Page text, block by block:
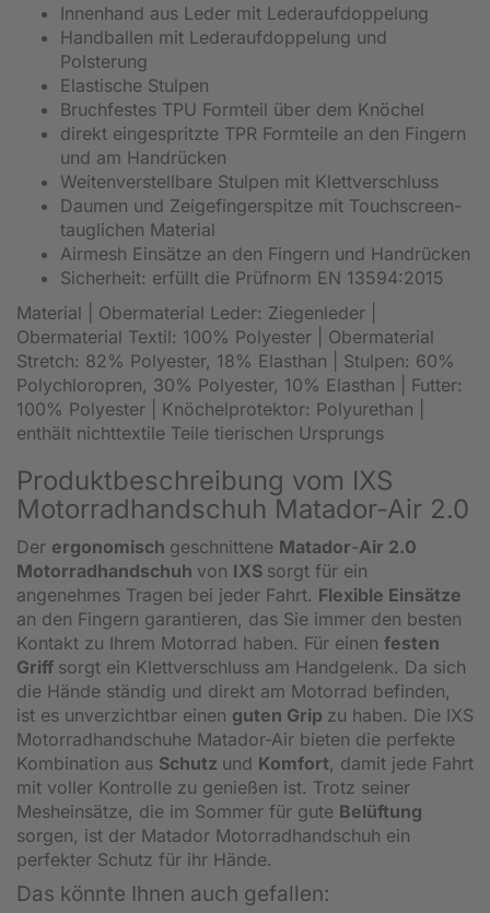
Innenhand aus Leder mit Lederaufdoppelung
Handballen mit Lederaufdoppelung und
Polsterung
Elastische Stulpen
Bruchfestes TPU Formteil über dem Knöchel
direkt eingespritzte TPR Formteile an den Fingern
und am Handrücken
Weitenverstellbare Stulpen mit Klettverschluss
Daumen und Zeigefingerspitze mit Touchscreen-
tauglichen Material
Airmesh Einsätze an den Fingern und Handrücken
Sicherheit: erfüllt die Prüfnorm EN 13594:2015
Material | Obermaterial Leder: Ziegenleder |
Obermaterial Textil: 100% Polyester | Obermaterial
Stretch: 82% Polyester, 18% Elasthan | Stulpen: 60%
Polychloropren, 30% Polyester, 10% Elasthan | Futter:
100% Polyester | Knöchelprotektor: Polyurethan |
enthält nichttextile Teile tierischen Ursprungs
Produktbeschreibung vom IXS
Motorradhandschuh Matador-Air 2.0
Der ergonomisch geschnittene Matador-Air 2.0
Motorradhandschuh von IXS sorgt für ein
angenehmes Tragen bei jeder Fahrt. Flexible Einsätze
an den Fingern garantieren, das Sie immer den besten
Kontakt zu Ihrem Motorrad haben. Für einen festen
Griff sorgt ein Klettverschluss am Handgelenk. Da sich
die Hände ständig und direkt am Motorrad befinden,
ist es unverzichtbar einen guten Grip zu haben. Die IXS
Motorradhandschuhe Matador-Air bieten die perfekte
Kombination aus Schutz und Komfort, damit jede Fahrt
mit voller Kontrolle zu genießen ist. Trotz seiner
Mesheinsätze, die im Sommer für gute Belüftung
sorgen, ist der Matador Motorradhandschuh ein
perfekter Schutz für ihr Hände.
Das könnte Ihnen auch gefallen: